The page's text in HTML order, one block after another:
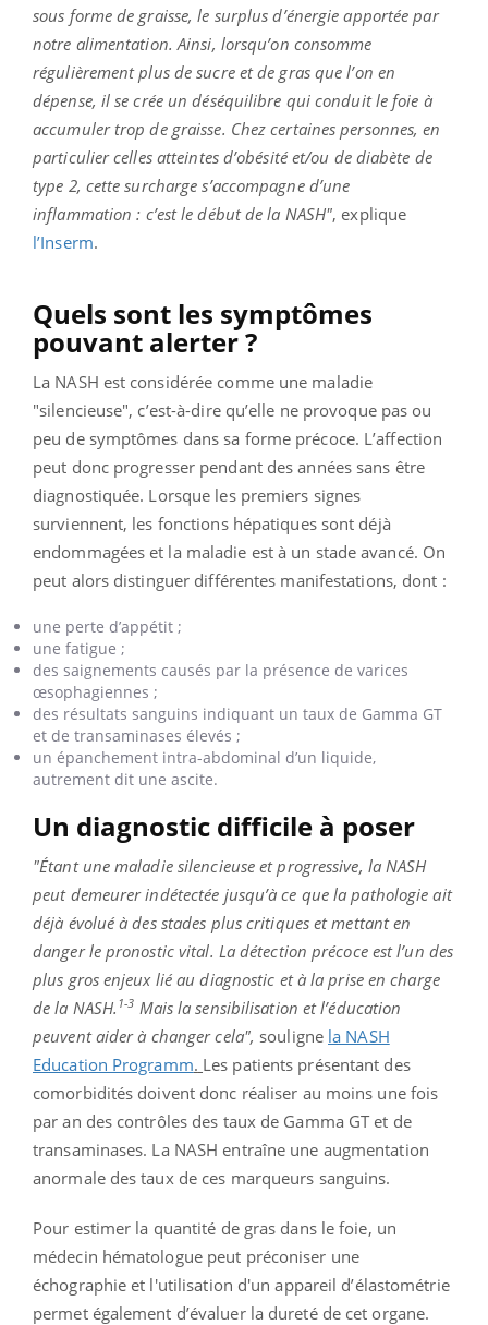
sous forme de graisse, le surplus d’énergie apportée par
notre alimentation. Ainsi, lorsqu’on consomme
régulièrement plus de sucre et de gras que l’on en
dépense, il se crée un déséquilibre qui conduit le foie à
accumuler trop de graisse. Chez certaines personnes, en
particulier celles atteintes d’obésité et/ou de diabète de
type 2, cette surcharge s’accompagne d’une
inflammation : c’est le début de la NASH", explique
l’Inserm.
Quels sont les symptômes
pouvant alerter ?
La NASH est considérée comme une maladie
"silencieuse", c’est-à-dire qu’elle ne provoque pas ou
peu de symptômes dans sa forme précoce. L’affection
peut donc progresser pendant des années sans être
diagnostiquée. Lorsque les premiers signes
surviennent, les fonctions hépatiques sont déjà
endommagées et la maladie est à un stade avancé. On
peut alors distinguer différentes manifestations, dont :
une perte d’appétit ;
une fatigue ;
des saignements causés par la présence de varices
œsophagiennes ;
des résultats sanguins indiquant un taux de Gamma GT
et de transaminases élevés ;
un épanchement intra-abdominal d’un liquide,
autrement dit une ascite.
Un diagnostic difficile à poser
"Étant une maladie silencieuse et progressive, la NASH
peut demeurer indétectée jusqu’à ce que la pathologie ait
déjà évolué à des stades plus critiques et mettant en
danger le pronostic vital. La détection précoce est l’un des
plus gros enjeux lié au diagnostic et à la prise en charge
de la NASH. 1-3 Mais la sensibilisation et l’éducation
peuvent aider à changer cela", souligne la NASH
Education Programm. Les patients présentant des
comorbidités doivent donc réaliser au moins une fois
par an des contrôles des taux de Gamma GT et de
transaminases. La NASH entraîne une augmentation
anormale des taux de ces marqueurs sanguins.
Pour estimer la quantité de gras dans le foie, un
médecin hématologue peut préconiser une
échographie et l'utilisation d'un appareil d’élastométrie
permet également d’évaluer la dureté de cet organe.